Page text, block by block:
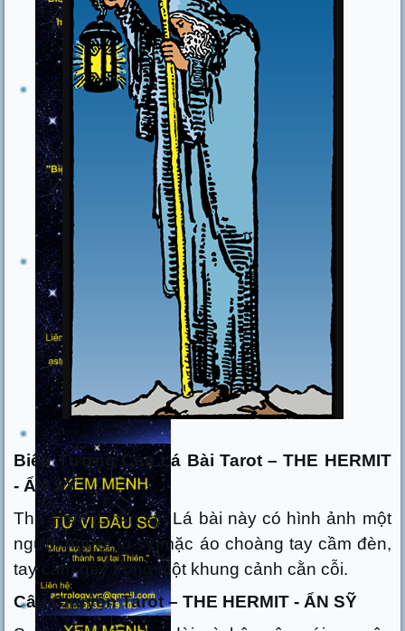
Biểu Tượng Của Lá Bài Tarot – THE HERMIT
- ẨN SỸ
The Hermit - Ẩn sỹ. Lá bài này có hình ảnh một
người người tu sỹ mặc áo choàng tay cầm đèn,
tay cầm gậy trong một khung cảnh cằn cỗi.
Câu Chuyện Tarot – THE HERMIT - ẨN SỸ